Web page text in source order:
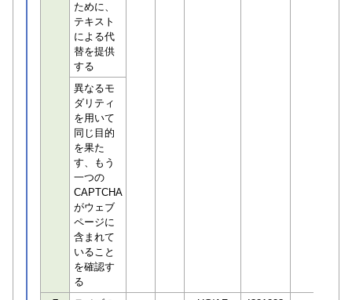
ために、
テキスト
による代
替を提供
する
異なるモ
ダリティ
を用いて
同じ目的
を果た
す、もう
一つの
CAPTCHA
がウェブ
ページに
含まれて
いること
を確認す
る